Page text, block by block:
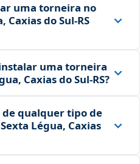
uma torneira no
Caxias do Sul‑RS
uma torneira
Caxias do Sul‑RS?
de qualquer tipo de
Légua, Caxias